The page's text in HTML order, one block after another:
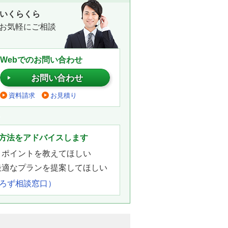
くらくら
気軽にご相談
Webでのお問い合わせ
お問い合わせ
資料請求 お見積り
法をアドバイスします
イントを教えてほしい
なプランを提案してほしい
ず相談窓口）